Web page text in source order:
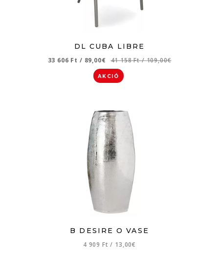
DL CUBA LIBRE
33 606 Ft / 89,00€ 41 158 Ft/ 109,00€
AKCIÓ
B DESIRE O VASE
4 909 Ft/ 13,00€